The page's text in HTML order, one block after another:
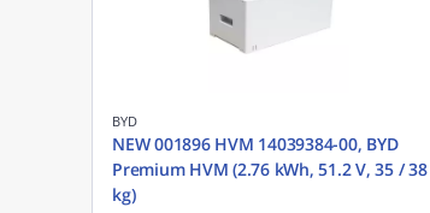
BYD
NEW 001896 HVM 14039384-00, BYD
Premium HVM (2.76 kWh, 51.2 V, 35 / 38
kg)